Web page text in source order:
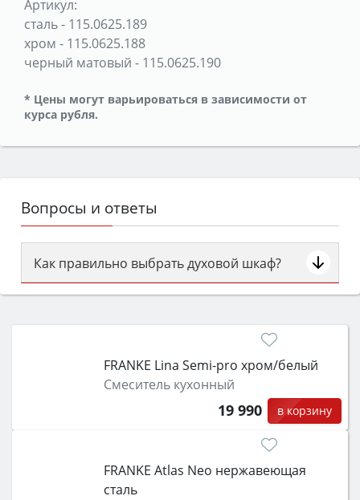
Артикул:
сталь- 115.0625.189
хром - 115.0625.188
черный матовый - 115.0625.190
* Цены могут варьироваться в зависимости от
курса рубля.
Вопросы и ответы
Как правильно выбрать духовой шкаф?
Сначала определитесь с типом (газовый или
затем смотрите на объём 50–70 л для семьи,
функции (конвекция, гриль, самоочистка,
защита от детей).
FRANKE Lina Semi-pro xром/белый
Смеситель кухонный
19 990 в корзину
FRANKE Atlas Neo нержавеющая
сталь